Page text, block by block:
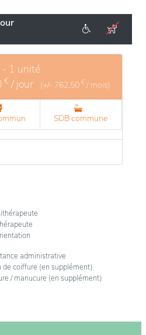
- 1 unité
€ / jour (+/- 762,50 € / mois)
SDB commune
administrative
de coiffure (en supplément)
/ manucure (en supplément)